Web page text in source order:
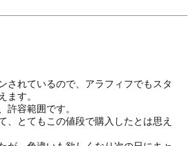
されているので、アラフィフでもスタ
ます。
許容範囲です。
、とてもこの値段で購入したとは思え